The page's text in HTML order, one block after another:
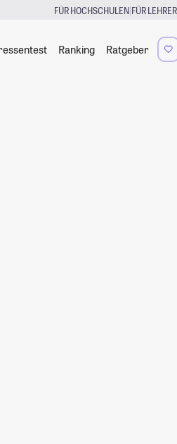
FÜR HOCHSCHULEN|FÜR LEHRER
Ranking Ratgeber